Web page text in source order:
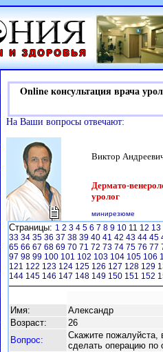
Online консультация врача
На Ваши вопросы отвечают:
Виктор
Дермато-
уролог
минирезюме
Страницы: 1 2 3 4 5 6 7 8 9 10 11 12 13
33 34 35 36 37 38 39 40 41 42 43 44 45
65 66 67 68 69 70 71 72 73 74 75 76 77
97 98 99 100 101 102 103 104 105 106
121 122 123 124 125 126 127 128 129
144 145 146 147 148 149 150 151 152
Имя:
Александр
Возраст:
26
Вопрос:
Скажите пожалуйста,
сделать операцию по